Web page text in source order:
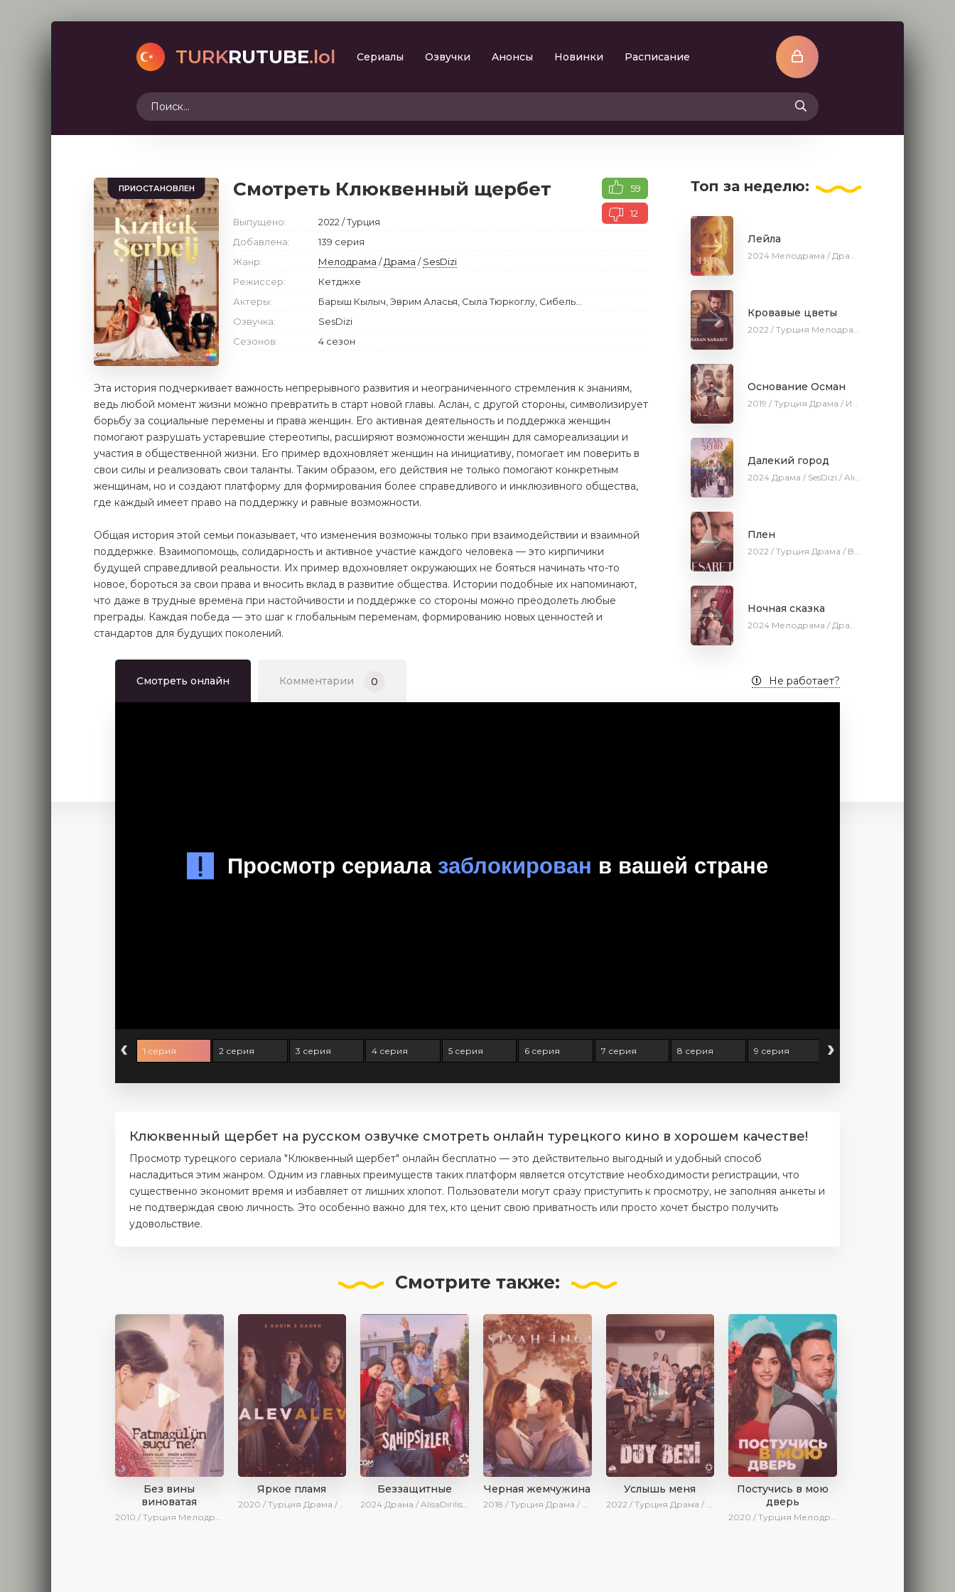
TURKRUTUBE.lol Сериалы
Детектив
Военный
Oзвучки
AveTurk
Aнoнcы Новинки Расписание
ПРИОСТАНОВЛЕН Смотреть Клюквенный щербет 59
12
Выпущено:
2022 / Турция
Добавлена:
139 серия
Жанр:
Мелодрама /Драма /SesDizi
Режиссер:
Кетджхе
Актеры:
Барыш Кылыч, Эврим Аласья, Сыла Тюркоглу, Сибель...
Озвучка:
SesDizi
Сезонов:
4 сезон
Эта история подчеркивает важность непрерывного развития и неограниченного стремления к знаниям,
ведь любой момент жизни можно превратить в старт новой главы. Аслан, с другой стороны, символизирует
борьбу за социальные перемены и права женщин. Его активная деятельность и поддержка женщин
помогают разрушать устаревшие стереотипы, расширяют возможности женщин для самореализации и
участия в общественной жизни. Его пример вдохновляет женщин на инициативу, помогает им поверить в
свои силы и реализовать свои таланты. Таким образом, его действия не только помогают конкретным
женщинам, но и создают платформу для формирования более справедливого и инклюзивного общества,
где каждый имеет право на поддержку и равные возможности.
Общая история этой семьи показывает, что изменения возможны только при взаимодействии и взаимной
поддержке. Взаимопомощь, солидарность и активное участие каждого человека — это кирпичики
будущей справедливой реальности. Их пример вдохновляет окружающих не бояться начинать что-то
новое, бороться за свои права и вносить вклад в развитие общества. Истории подобные их напоминают,
что даже в трудные времена при настойчивости и поддержке со стороны можно преодолеть любые
преграды. Каждая победа — это шаг к глобальным переменам, формированию новых ценностей и
стандартов для будущих поколений.
Топ за неделю:
Лейла
2024 Мелодрама / Драма / Ирина Котова / AveTurk / AlisaDirilis / Сериалы 2024
Кровавые цветы
2022 / Турция Мелодрама / Драма / BeniAffet
Основание Осман
2019 / Турция Драма / Исторический / Военный / AveTurk
Далекий город
2024 Драма / SesDizi / AlisaDirilis / Сериалы 2024
Плен
2022 / Турция Драма / BeniAffet
Ночная сказка
2024 Мелодрама / Драма / SesDizi / AveTurk / AlisaDirilis
Смотреть онлайн Комментарии 0 Не работает?
‹ 1 серия 2 серия 3 серия 4 серия 5 серия 6 серия 7 серия 8 серия 9 серия 10 серия
›
Клюквенный щербет на русском озвучке смотреть онлайн турецкого кино в хорошем качестве!
Просмотр турецкого сериала "Клюквенный щербет" онлайн бесплатно — это действительно выгодный и удобный способ
насладиться этим жанром. Одним из главных преимуществ таких платформ является отсутствие необходимости регистрации, что
существенно экономит время и избавляет от лишних хлопот. Пользователи могут сразу приступить к просмотру, не заполняя анкеты и
не подтверждая свою личность. Это особенно важно для тех, кто ценит свою приватность или просто хочет быстро получить
удовольствие.
Смотрите также:
Без вины
виноватая
2010 / Турция Мелодрама / Драма
Яркое пламя
2020 / Турция Драма / SesDizi / Ирина Котова
Беззащитные
2024 Драма / AlisaDirilis / Новинки / Сериалы 2024
Черная жемчужина
2018 / Турция Драма / Ирина Котова
Услышь меня
2022 / Турция Драма / SesDizi / AveTurk / Turok1990
Постучись в мою
дверь
2020 / Турция Мелодрама / Комедия / SesDizi / Ирина Котова / AveTurk / Turok1990